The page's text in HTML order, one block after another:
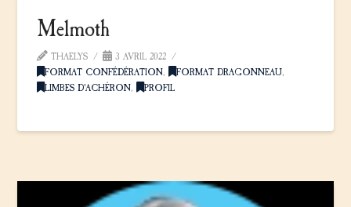
Melmoth
THAELYS
3 AVRIL 2022
FORMAT CONFÉDÉRATION, FORMAT DRAGONNEAU,
LIMBES D'ACHÉRON, PROFIL